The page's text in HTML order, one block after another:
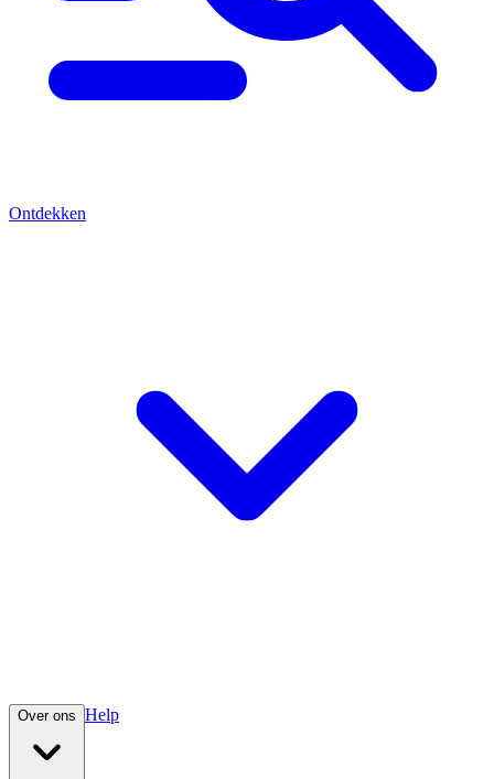
Ontdekken
Over ons Help